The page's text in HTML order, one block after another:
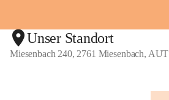
Unser Standort
Miesenbach 240, 2761 Miesenbach, AUT